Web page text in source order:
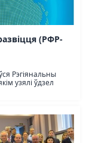
(РФР-
Рэгіянальны
узялі ўдзел